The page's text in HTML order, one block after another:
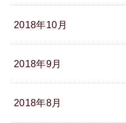
2018年10月
2018年9月
2018年8月